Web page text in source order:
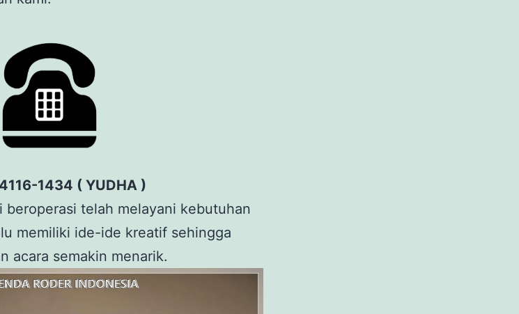
1434 ( YUDHA )
beroperasi telah melayani kebutuhan
memiliki ide-ide kreatif sehingga
acara semakin menarik.